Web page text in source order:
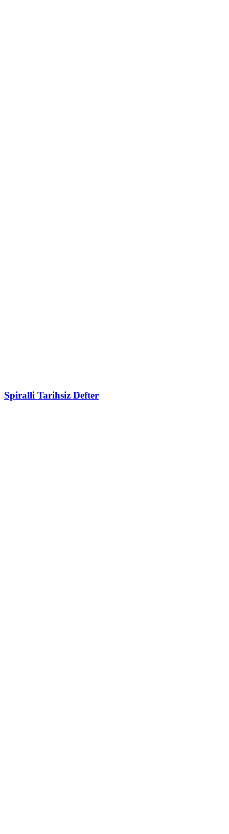
Spiralli Tarihsiz Defter